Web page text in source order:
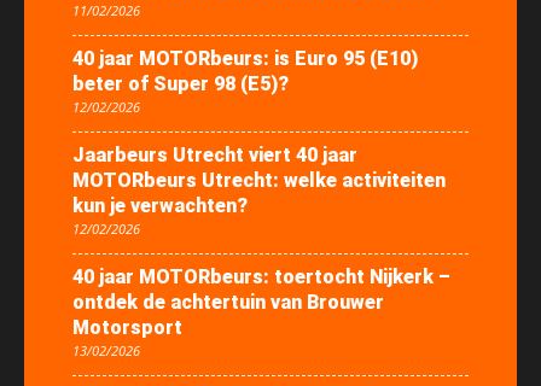
11/02/2026
40 jaar MOTORbeurs: is Euro 95 (E10)
beter of Super 98 (E5)?
12/02/2026
Jaarbeurs Utrecht viert 40 jaar
MOTORbeurs Utrecht: welke activiteiten
kun je verwachten?
12/02/2026
40 jaar MOTORbeurs: toertocht Nijkerk –
ontdek de achtertuin van Brouwer
Motorsport
13/02/2026